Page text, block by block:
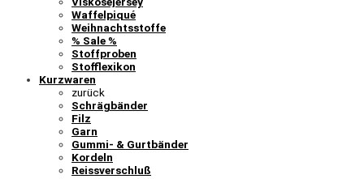
Waffelpiqué
Weihnachtsstoffe
% Sale %
Stoffproben
Stofflexikon
Kurzwaren
zurück
Schrägbänder
Filz
Garn
Gummi- & Gurtbänder
Kordeln
Reissverschluß